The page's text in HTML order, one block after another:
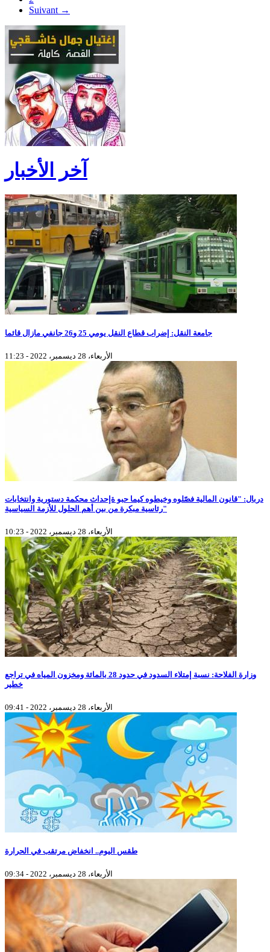
Suivant →
آخر الأخبار
جامعة النقل: إضراب قطاع النقل يومي 25 و26 جانفي مازال قائما
الأربعاء، 28 ديسمبر، 2022 - 11:23
دربال: "قانون المالية فصّلوه وخيطوه كيما حبو ةإحداث محكمة دستورية وانتخابات
رئاسية مبكرة من بين أهم الحلول للأزمة السياسية"
الأربعاء، 28 ديسمبر، 2022 - 10:23
وزارة الفلاحة: نسبة إمتلاء السدود في حدود 28 بالمائة ومخزون المياه في تراجع
خطير
الأربعاء، 28 ديسمبر، 2022 - 09:41
طقس اليوم.. انخفاض مرتقب في الحرارة
الأربعاء، 28 ديسمبر، 2022 - 09:34